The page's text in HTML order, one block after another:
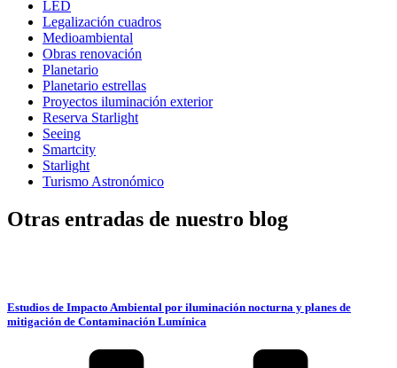
LED
Legalización cuadros
Medioambiental
Obras renovación
Planetario
Planetario estrellas
Proyectos iluminación exterior
Reserva Starlight
Seeing
Smartcity
Starlight
Turismo Astronómico
Otras entradas de nuestro blog
Estudios de Impacto Ambiental por iluminación nocturna y planes de
mitigación de Contaminación Lumínica